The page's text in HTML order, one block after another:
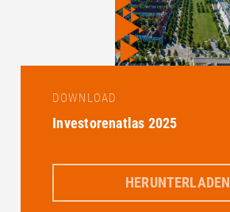
DOWNLOAD
Investorenatlas 2025
HERUNTERLADEN